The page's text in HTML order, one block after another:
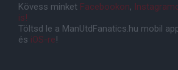
Kövess minket Facebookon,
is!
Töltsd le a ManUtdFanatics.hu mobil
és iOS-re!